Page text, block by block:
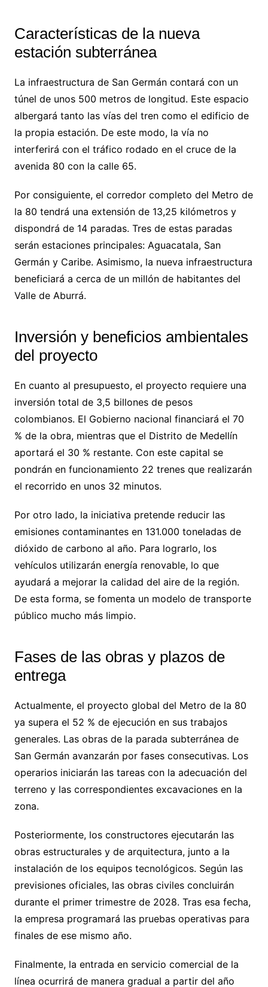
Características de la nueva
estación subterránea
La infraestructura de San Germán contará con un
túnel de unos 500 metros de longitud. Este espacio
albergará tanto las vías del tren como el edificio de
la propia estación. De este modo, la vía no
interferirá con el tráfico rodado en el cruce de la
avenida 80 con la calle 65.
Por consiguiente, el corredor completo del Metro de
la 80 tendrá una extensión de 13,25 kilómetros y
dispondrá de 14 paradas. Tres de estas paradas
serán estaciones principales: Aguacatala, San
Germán y Caribe. Asimismo, la nueva infraestructura
beneficiará a cerca de un millón de habitantes del
Valle de Aburrá.
Inversión y beneficios ambientales
del proyecto
En cuanto al presupuesto, el proyecto requiere una
inversión total de 3,5 billones de pesos
colombianos. El Gobierno nacional financiará el 70
% de la obra, mientras que el Distrito de Medellín
aportará el 30 % restante. Con este capital se
pondrán en funcionamiento 22 trenes que realizarán
el recorrido en unos 32 minutos.
Por otro lado, la iniciativa pretende reducir las
emisiones contaminantes en 131.000 toneladas de
dióxido de carbono al año. Para lograrlo, los
vehículos utilizarán energía renovable, lo que
ayudará a mejorar la calidad del aire de la región.
De esta forma, se fomenta un modelo de transporte
público mucho más limpio.
Fases de las obras y plazos de
entrega
Actualmente, el proyecto global del Metro de la 80
ya supera el 52 % de ejecución en sus trabajos
generales. Las obras de la parada subterránea de
San Germán avanzarán por fases consecutivas. Los
operarios iniciarán las tareas con la adecuación del
terreno y las correspondientes excavaciones en la
zona.
Posteriormente, los constructores ejecutarán las
obras estructurales y de arquitectura, junto a la
instalación de los equipos tecnológicos. Según las
previsiones oficiales, las obras civiles concluirán
durante el primer trimestre de 2028. Tras esa fecha,
la empresa programará las pruebas operativas para
finales de ese mismo año.
Finalmente, la entrada en servicio comercial de la
línea ocurrirá de manera gradual a partir del año